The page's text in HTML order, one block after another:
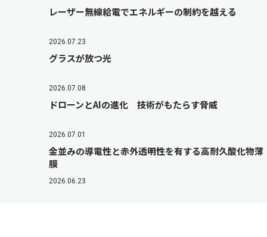
レーザー無線給電でエネルギーの制約を越える
2026.07.23
グラスが放つ光
2026.07.08
ドローンとAIの進化 技術がもたらす脅威
2026.07.01
金並みの導電性と赤外透明性を有する高耐久酸化物薄
膜
2026.06.23